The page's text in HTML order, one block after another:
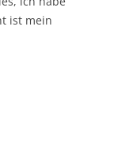
ist mein